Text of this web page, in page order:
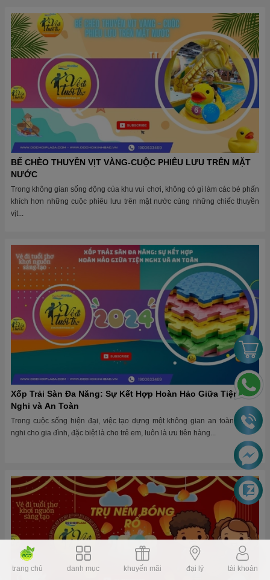
BỂ CHÈO THUYỀN VỊT VÀNG-CUỘC PHIÊU LƯU TRÊN MẶT
NƯỚC
Trong không gian sống động của khu vui chơi, không có gì làm các bé phấn
khích hơn những cuộc phiêu lưu trên mặt nước cùng những chiếc thuyền
vịt...
Xốp Trải Sàn Đa Năng: Sự Kết Hợp Hoàn Hảo Giữa Tiện
Nghi và An Toàn
Trong cuộc sống hiện đại, việc tạo dựng một không gian an toàn và tiện
nghi cho gia đình, đặc biệt là cho trẻ em, luôn là ưu tiên hàng...
trang chủ danh mục khuyến mãi đại lý tài khoản